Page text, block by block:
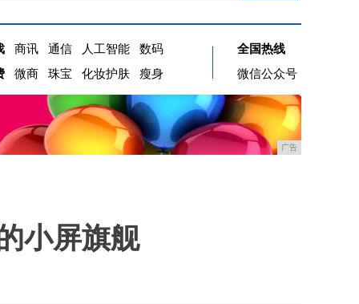
商讯 通信 人工智能
数码
微商 珠宝 化妆护肤 瘦身
全国热线
微信公众号
广告
小屏旗舰